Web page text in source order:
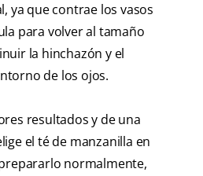
ya que contrae los vasos
para volver al tamaño
la hinchazón y el
de los ojos.
resultados y de una
el té de manzanilla en
normalmente,